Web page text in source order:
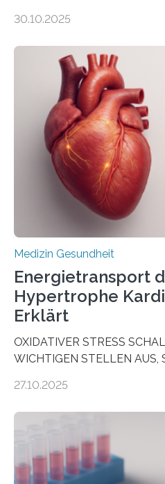
behandelt werden kann. In
Oncology, zeigen die
aus Gewebe von
sogenannte Organoide –
vorab zu prüfen, welche
wirken. Dabei wurde ein
als Biomarker für die Wahl
dienen könnte. Darmkrebs
häufigsten Krebsarten und
30.10.2025
Medizin Gesundheit
Energietransport
Hypertrophe
Erklärt
OXIDATIVER STRESS
WICHTIGEN STELLEN AUS,
aus dem Deutschen Zentrum
im Journal Circulation,
der Hypertrophen
kann und wie sich durch eine
Herzbelastung und des
27.10.2025